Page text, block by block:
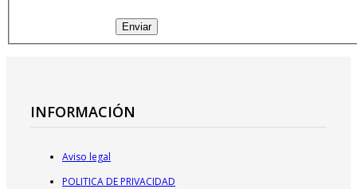
Enviar
INFORMACIÓN
Aviso legal
POLITICA DE PRIVACIDAD